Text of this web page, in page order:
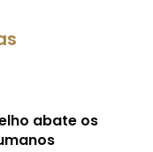
abate os